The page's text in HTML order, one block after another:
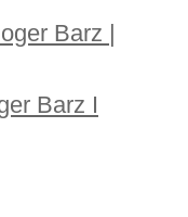
Barz I